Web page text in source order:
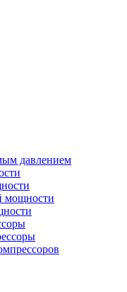
давлением
мощности